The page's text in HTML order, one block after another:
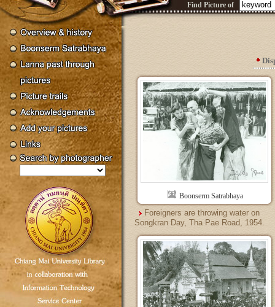
Find Picture of
Boonserm Satrabhaya
Foreigners are throwing water on
Songkran Day, Tha Pae Road, 1954.